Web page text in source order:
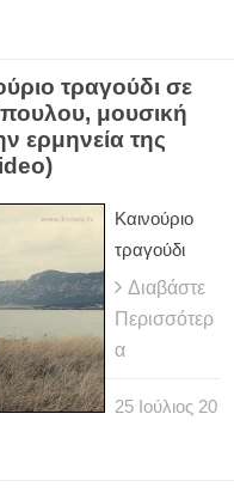
τραγούδι σε
μουσική
ερμηνεία της
Καινούριο
τραγούδι
Διαβάστε
Περισσότερ
α
25 Ιούλιος 20